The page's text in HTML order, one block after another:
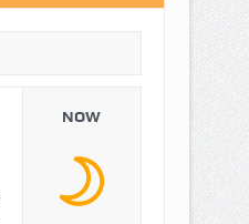
NOW